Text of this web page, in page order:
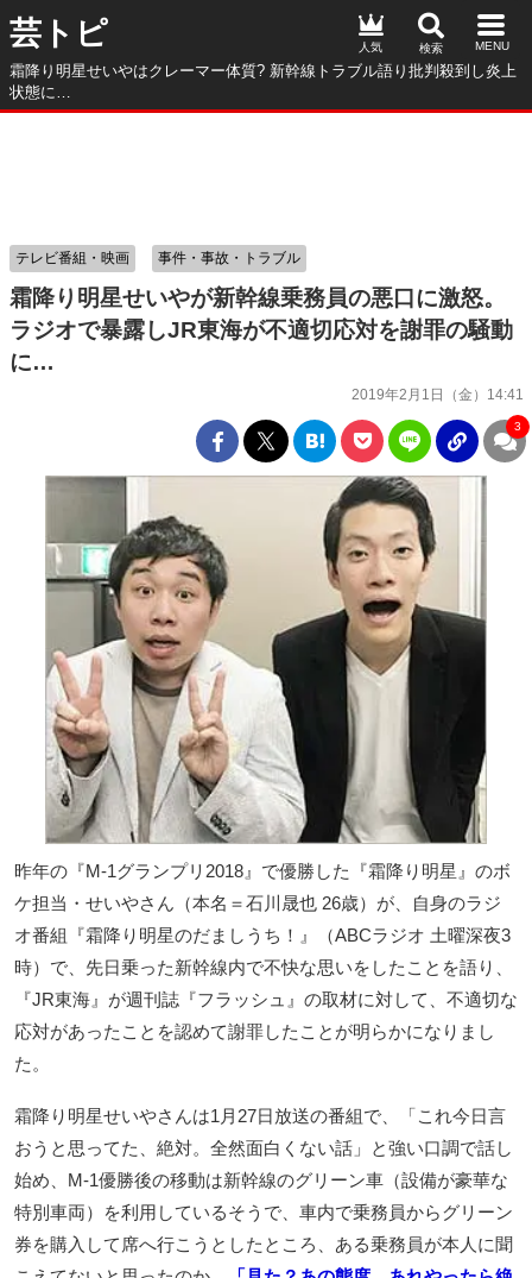
芸トピ
霜降り明星せいやはクレーマー体質? 新幹線トラブル語り批判殺到し炎上
状態に…
人気
霜降り明星せいやが新幹線乗務員の悪口に激怒。
ラジオで暴露しJR東海が不適切応対を謝罪の騒動
に…
2019年2月1日（金）14:41
テレビ番組・映画 事件・事故・トラブル
3
昨年の『M-1グランプリ2018』で優勝した『霜降り明星』のボ
ケ担当・せいやさん（本名＝石川晟也 26歳）が、自身のラジ
オ番組『霜降り明星のだましうち！』（ABCラジオ 土曜深夜3
時）で、先日乗った新幹線内で不快な思いをしたことを語り、
『JR東海』が週刊誌『フラッシュ』の取材に対して、不適切な
応対があったことを認めて謝罪したことが明らかになりまし
た。
霜降り明星せいやさんは1月27日放送の番組で、「これ今日言
おうと思ってた、絶対。全然面白くない話」と強い口調で話し
始め、M-1優勝後の移動は新幹線のグリーン車（設備が豪華な
特別車両）を利用しているそうで、車内で乗務員からグリーン
券を購入して席へ行こうとしたところ、ある乗務員が本人に聞